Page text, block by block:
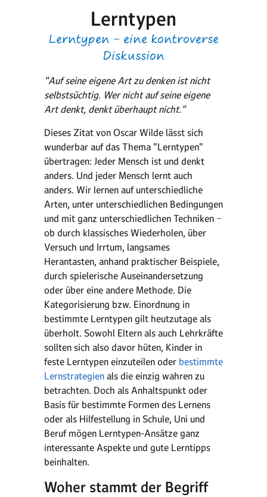
Lerntypen
Lerntypen − eine kontroverse
Diskussion
"Auf seine eigene Art zu denken ist nicht
selbstsüchtig. Wer nicht auf seine eigene
Art denkt, denkt überhaupt nicht."
Dieses Zitat von Oscar Wilde lässt sich
wunderbar auf das Thema "Lerntypen"
übertragen: Jeder Mensch ist und denkt
anders. Und jeder Mensch lernt auch
anders. Wir lernen auf unterschiedliche
Arten, unter unterschiedlichen Bedingungen
und mit ganz unterschiedlichen Techniken −
ob durch klassisches Wiederholen, über
Versuch und Irrtum, langsames
Herantasten, anhand praktischer Beispiele,
durch spielerische Auseinandersetzung
oder über eine andere Methode. Die
Kategorisierung bzw. Einordnung in
bestimmte Lerntypen gilt heutzutage als
überholt. Sowohl Eltern als auch Lehrkräfte
sollten sich also davor hüten, Kinder in
feste Lerntypen einzuteilen oder bestimmte
Lernstrategien als die einzig wahren zu
betrachten. Doch als Anhaltspunkt oder
Basis für bestimmte Formen des Lernens
oder als Hilfestellung in Schule, Uni und
Beruf mögen Lerntypen-Ansätze ganz
interessante Aspekte und gute Lerntipps
beinhalten.
Woher stammt der Begriff